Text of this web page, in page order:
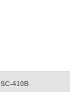
SC-410B